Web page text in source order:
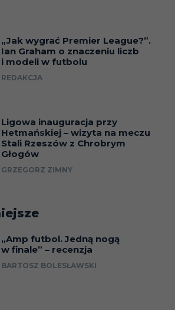
„Jak wygrać Premier League?”.
Ian Graham o znaczeniu liczb
i modeli w futbolu
REDAKCJA
Ligowa inauguracja przy
Hetmańskiej – wizyta na meczu
Stali Rzeszów z Chrobrym
Głogów
GRZEGORZ ZIMNY
„Amp futbol. Jedną nogą
w finale” – recenzja
BARTOSZ BOLESŁAWSKI